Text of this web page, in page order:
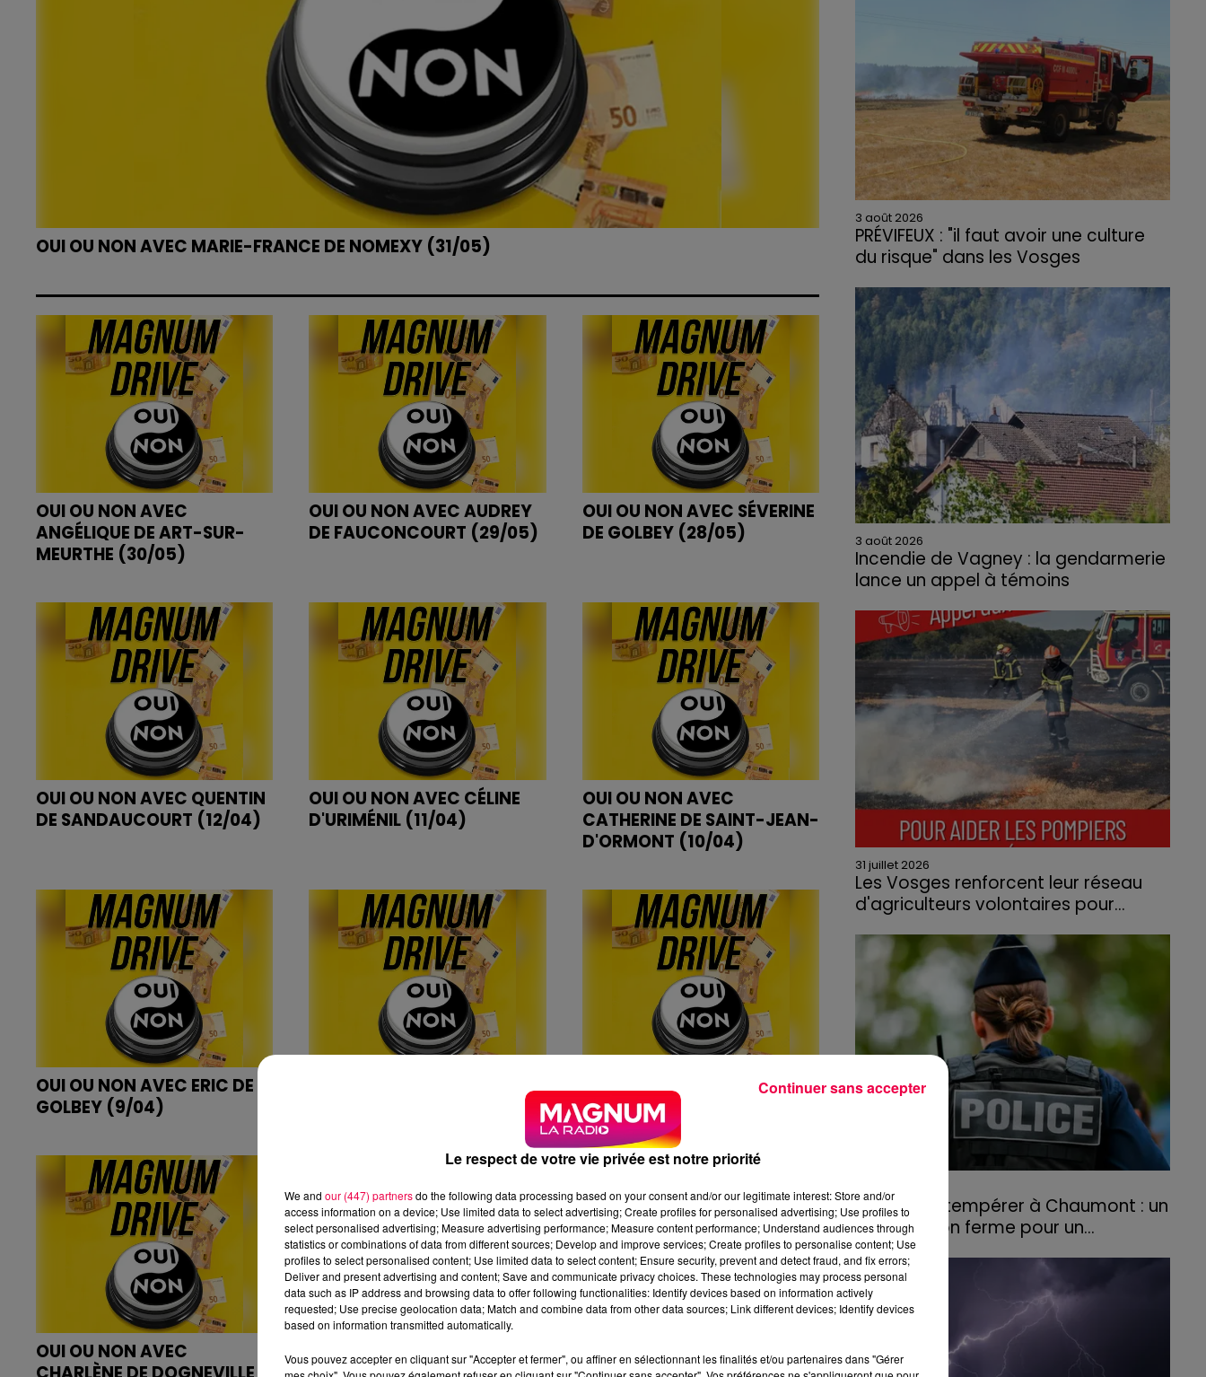
OUI OU NON AVEC MARIE-FRANCE DE NOMEXY (31/05)
OUI OU NON AVEC
ANGÉLIQUE DE ART-SUR-
MEURTHE (30/05)
OUI OU NON AVEC AUDREY
DE FAUCONCOURT (29/05)
OUI OU NON AVEC SÉVERINE
DE GOLBEY (28/05)
OUI OU NON AVEC QUENTIN
DE SANDAUCOURT (12/04)
OUI OU NON AVEC CÉLINE
D'URIMÉNIL (11/04)
OUI OU NON AVEC
CATHERINE DE SAINT-JEAN-
D'ORMONT (10/04)
OUI OU NON AVEC ERIC DE
GOLBEY (9/04)
OUI OU NON AVEC CINDY DE
OUI OU NON AVEC LORRAINE
D'ESSEY LES EAUX (8/03)
OUI OU NON AVEC
OUI OU NON AVEC CÉSARINE
OUI OU NON AVEC
3 août 2026
PRÉVIFEUX : "il faut avoir une culture
du risque" dans les Vosges
3 août 2026
Incendie de Vagney : la gendarmerie
lance un appel à témoins
au quartier résidentiel, avait détruit deux
habitations et contraint à l'évacuation d'une
centaine de personnes.
31 juillet 2026
Les Vosges renforcent leur réseau
d'agriculteurs volontaires pour...
départs de feu, la Chambre d'agriculture
des Vosges a lancé un appel aux
agriculteurs volontaires pour venir en aide...
31 juillet 2026
Refus d'obtempérer à Chaumont : un
an de prison ferme pour un...
Le tribunal a également prononcé
l'annulation de son permis et la confiscation
de son véhicule.
Le respect de votre vie privée est notre priorité
We and our (447) partnersdo the following data processing based on your consent and/or our legitimate interest: Store and/or
access information on a device; Use limited data to select advertising; Create profiles for personalised advertising; Use profiles to
select personalised advertising; Measure advertising performance; Measure content performance; Understand audiences through
statistics or combinations of data from different sources; Develop and improve services; Create profiles to personalise content; Use
profiles to select personalised content; Use limited data to select content; Ensure security, prevent and detect fraud, and fix errors;
Deliver and present advertising and content; Save and communicate privacy choices. These technologies may process personal
data such as IP address and browsing data to offer following functionalities: Identify devices based on information actively
requested; Use precise geolocation data; Match and combine data from other data sources; Link different devices; Identify devices
based on information transmitted automatically.
Vous pouvez accepter en cliquant sur "Accepter et fermer", ou affiner en sélectionnant les finalités et/ou partenaires dans "Gérer
Continuer sans accepter